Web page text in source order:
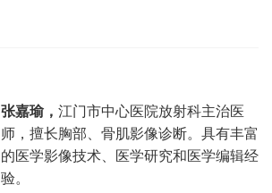
张嘉瑜， 江门市中心医院放射科主治医
师，擅长胸部、骨肌影像诊断。具有丰富
的医学影像技术、医学研究和医学编辑经
验。